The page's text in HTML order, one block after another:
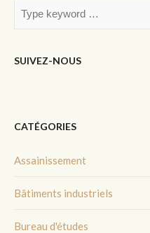
SUIVEZ-NOUS
CATÉGORIES
Assainissement
Bâtiments industriels
Bureau d'études